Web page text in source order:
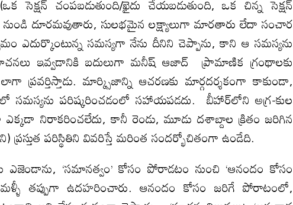
నుండి దూరమవుతారు, సులభమైన లక్ష్యాలుగా మారతారు లేదా సంచార
ఎదుర్కొంటున్న సమస్యగా నేను దీనిని చెప్పాను, కాని ఆ సమస్యను
ఇవ్వడానికి బదులుగా మనీష్ ఆజాద్ ప్రామాణిక గ్రంథాలకు
ప్రవర్తిస్తాడు. మార్క్సిజాన్ని ఆచరణకు మార్గదర్శకంగా కాకుండా,
సమస్యను పరిష్కరించడంలో సహాయపడదు. బీహార్‌లోని అగ్ర-కుల
నిరాకరించలేదు, కానీ రెండు, మూడు దశాబ్దాల క్రితం జరిగిన
పరిస్థితిని వివరిస్తే మరింత సందర్భోచితంగా ఉండేది.
ఎజెండాను, ‘సమానత్వం’ కోసం పోరాడటం నుంచి ‘ఆనందం కోసం
తప్పుగా ఉదహరించారు. ఆనందం కోసం జరిగే పోరాటంలో,